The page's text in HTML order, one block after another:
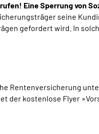
Eine Sperrung von
seine
gefordert wird. In
Rentenversicherung
der kostenlose Flyer